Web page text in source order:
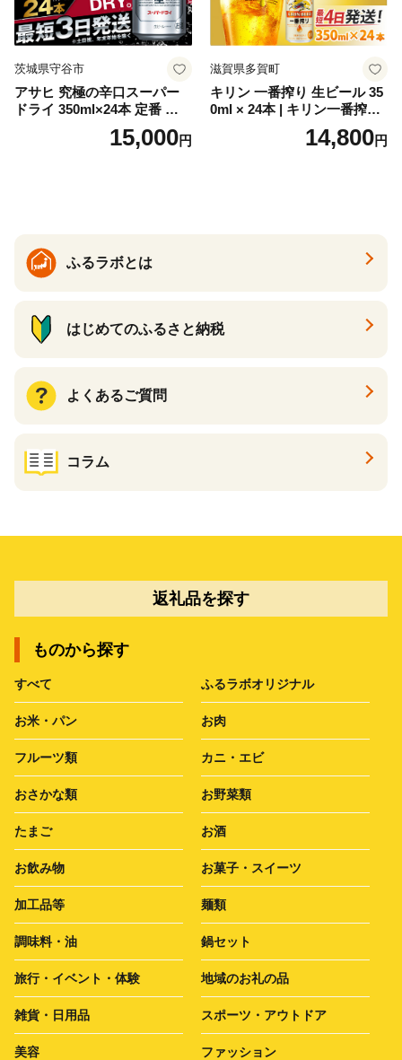
茨城県守谷市
アサヒ 究極の辛口スーパー
ドライ 350ml×24本 定番 ビー
ル 缶ビール 酒 お酒 アルコー
15,000円
滋賀県多賀町
キリン 一番搾り 生ビール 35
0ml × 24本 | キリン一番搾り
キリンビール 一番搾り ビー
ル 24缶 きりんいちばんしぼ
14,800円
ふるラボとは
はじめてのふるさと納税
よくあるご質問
コラム
返礼品を探す
ものから探す
すべて ふるラボオリジナル
お米・パン お肉
フルーツ類 カニ・エビ
おさかな類 お野菜類
たまご お酒
お飲み物 お菓子・スイーツ
加工品等 麺類
調味料・油 鍋セット
旅行・イベント・体験 地域のお礼の品
雑貨・日用品 スポーツ・アウトドア
美容 ファッション